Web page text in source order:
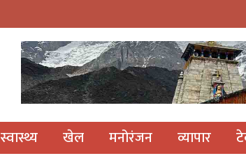
स्वास्थ्य खेल मनोरंजन व्यापार